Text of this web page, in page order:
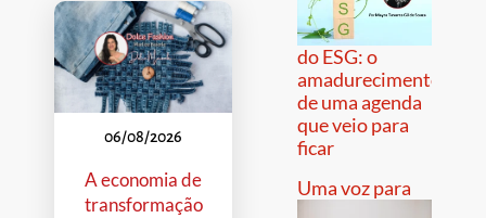
06/08/2026
A economia de
transformação
do ESG: o
amadurecimento
de uma agenda
que veio para
ficar
Uma voz para